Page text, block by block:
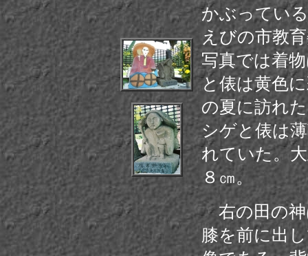
かぶってい
えびの市教
写真では着
と俵は黄色
の夏に訪れ
シゲと俵は
れていた。
８㎝。
右の田の神
膝を前に出